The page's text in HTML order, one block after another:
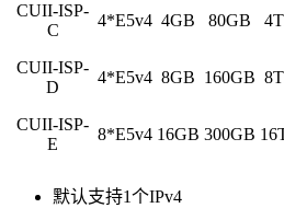
CUII-ISP-
C
4*E5v4 4GB 80GB
CUII-ISP-
D
4*E5v4 8GB 160GB
CUII-ISP-
E
8*E5v4 16GB 300GB
默认支持1个IPv4